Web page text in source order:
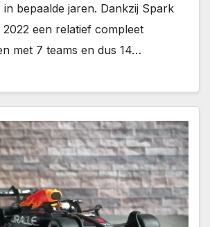
bepaalde jaren. Dankzij Spark
een relatief compleet
met 7 teams en dus 14…